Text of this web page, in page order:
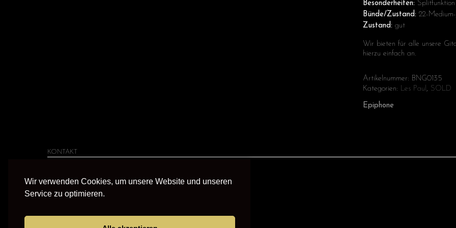
Wir verwenden Cookies, um unsere Website und unseren
Service zu optimieren.
Besonderheiten:
Bünde/Zustand: 22-
Zustand: gut
Wir bieten für alle unsere
hierzu einfach an.
Artikelnummer: BNG0135
Kategorien: Les Paul, SOLD
Epiphone
KONTAKT
63743 Aschaffenburg